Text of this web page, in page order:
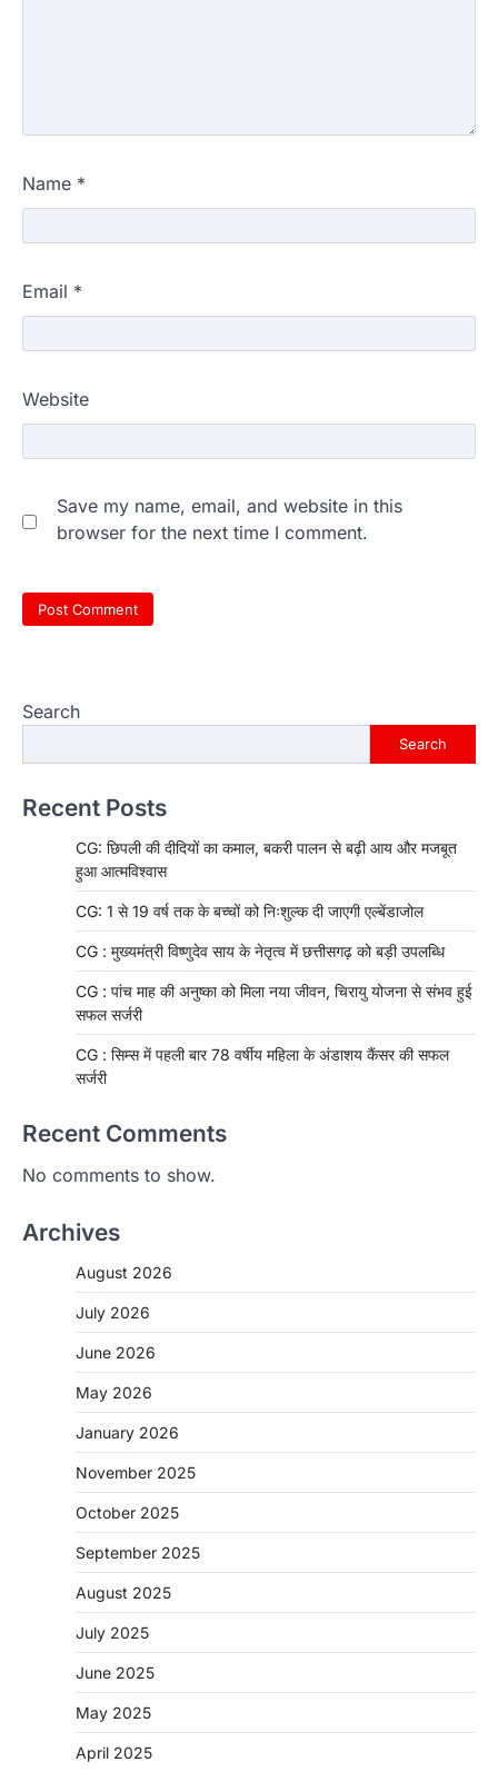
Name *
Email *
Website
Save my name, email, and website in this
browser for the next time I comment.
Search
Search
Recent Posts
CG: छिपली की दीदियों का कमाल, बकरी पालन से बढ़ी आय और मजबूत
हुआ आत्मविश्वास
CG: 1 से 19 वर्ष तक के बच्चों को निःशुल्क दी जाएगी एल्बेंडाजोल
CG : मुख्यमंत्री विष्णुदेव साय के नेतृत्व में छत्तीसगढ़ को बड़ी उपलब्धि
CG : पांच माह की अनुष्का को मिला नया जीवन, चिरायु योजना से संभव हुई
सफल सर्जरी
CG : सिम्स में पहली बार 78 वर्षीय महिला के अंडाशय कैंसर की सफल
सर्जरी
Recent Comments
No comments to show.
Archives
August 2026
July 2026
June 2026
May 2026
January 2026
November 2025
October 2025
September 2025
August 2025
July 2025
June 2025
May 2025
April 2025
CHHATTISGARH
CG: 1 से 19 वर्ष तक के बच्चों को निःशुल्क दी
जाएगी एल्बेंडाजोल
More Khabar August 7, 2026
रायपुर। राष्ट्रीय कृमि मुक्ति दिवस भारत सरकार द्वारा
CHHATTISGARH